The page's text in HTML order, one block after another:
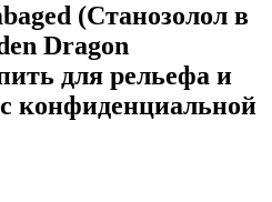
(Станозолол в
Dragon
для рельефа и
конфиденциальной